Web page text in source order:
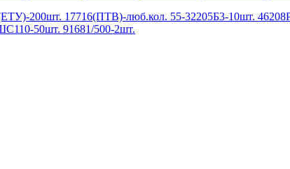
200шт. 17716(ПТВ)-люб.кол. 55-32205Б3-10шт.
50шт. 91681/500-2шт.